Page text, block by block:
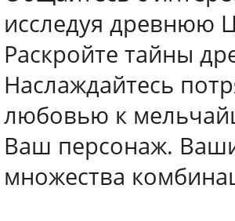
исследуя древнюю
Раскройте тайны
Наслаждайтесь
любовью к
Ваш персонаж.
множества